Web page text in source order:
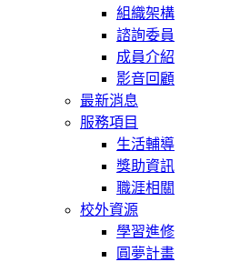
組織架構
諮詢委員
成員介紹
影音回顧
最新消息
服務項目
生活輔導
獎助資訊
職涯相關
校外資源
學習進修
圓夢計畫